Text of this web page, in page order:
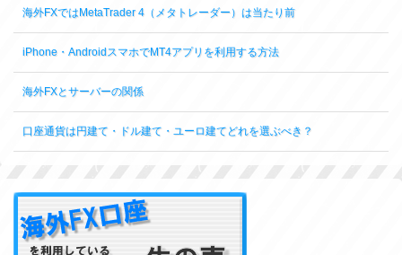
海外FXではMetaTrader 4（メタトレーダー）は当たり前
iPhone・AndroidスマホでMT4アプリを利用する方法
海外FXとサーバーの関係
口座通貨は円建て・ドル建て・ユーロ建てどれを選ぶべき？